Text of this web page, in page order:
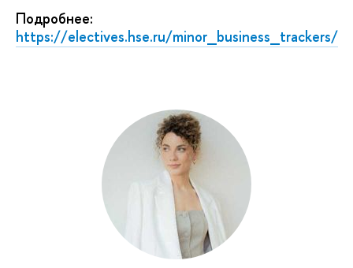
Подробнее:
https://electives.hse.ru/minor_business_trackers/